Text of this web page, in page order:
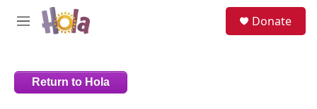
Skip to main content
M
Donate
Return to Hola